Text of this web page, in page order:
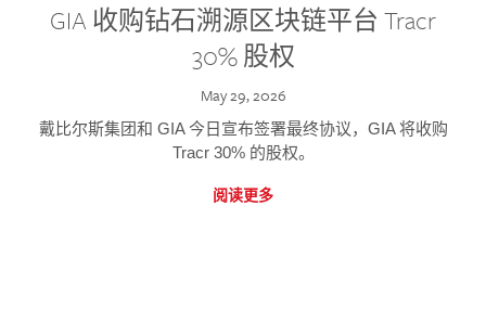
GIA 收购钻石溯源区块链平台 Tracr
30% 股权
May 29, 2026
戴比尔斯集团和 GIA 今日宣布签署最终协议，GIA 将收购
Tracr 30% 的股权。
阅读更多